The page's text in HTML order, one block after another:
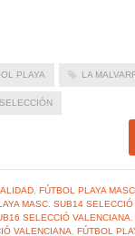
PLAYA LA
SELECCIÓN
, FÚTBOL PLAYA
MASC. SUB14
SELECCIÓ VALENCIANA,
VALENCIANA, FÚTBOL